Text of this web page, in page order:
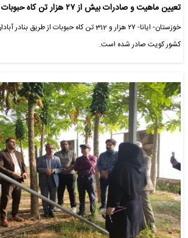
تعیین ماهیت و صادرات بیش از ۲۷ هزار تن کاه حبوبات از بنادر آبادان
خوزستان- ایانا- ۲۷ هزار و 312 تن کاه حبوبات از
کشور کویت صادر شده است.